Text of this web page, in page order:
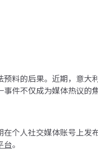
料的后果。近期，意大
件不仅成为媒体热议的
个人社交媒体账号上发
台。